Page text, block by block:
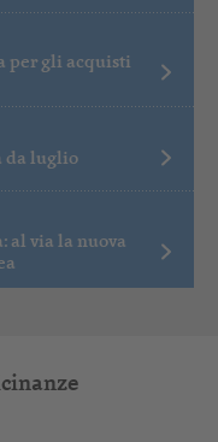
per gli acquisti
da luglio
al via la nuova